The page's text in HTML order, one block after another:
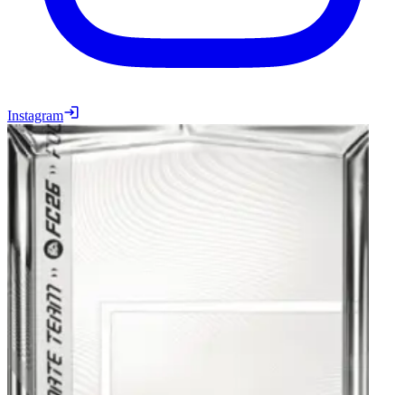
Instagram